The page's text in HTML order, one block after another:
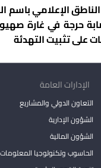
الإعلامي باسم
حرجة في غارة
على تثبيت التهدئة
الإدارات العامة
التعاون الدولي والمشاريع
الشؤون الإدارية
الشؤون المالية
الحاسوب وتكنولوجيا المعلومات